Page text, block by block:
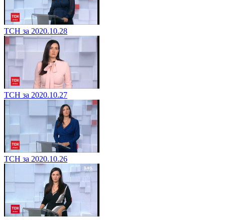
ТСН за 2020.10.28
ТСН за 2020.10.27
ТСН за 2020.10.26